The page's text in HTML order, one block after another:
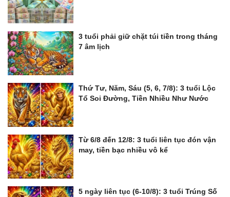
3 tuổi phải giữ chặt túi tiền trong tháng
7 âm lịch
Thứ Tư, Năm, Sáu (5, 6, 7/8): 3 tuổi Lộc
Tổ Soi Đường, Tiền Nhiều Như Nước
Từ 6/8 đến 12/8: 3 tuổi liên tục đón vận
may, tiền bạc nhiều vô kể
5 ngày liên tục (6-10/8): 3 tuổi Trúng Số